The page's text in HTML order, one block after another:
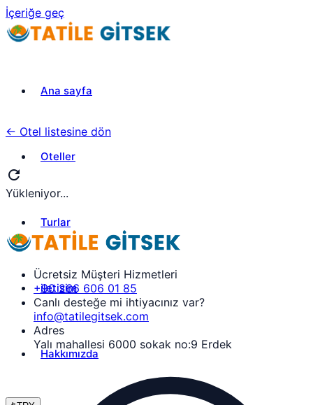
İçeriğe geç
Ana sayfa
Oteller
Turlar
iletisim
Hakkımızda
← Otel listesine dön
refresh
Yükleniyor...
Ücretsiz Müşteri Hizmetleri
+90 266 606 01 85
Canlı desteğe mi ihtiyacınız var?
info@tatilegitsek.com
Adres
Yalı mahallesi 6000 sokak no:9 Erdek